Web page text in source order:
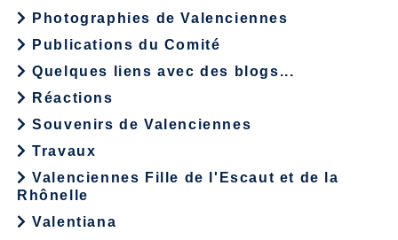
Photographies de Valenciennes
Publications du Comité
Quelques liens avec des blogs...
Réactions
Souvenirs de Valenciennes
Travaux
Valenciennes Fille de l'Escaut et de la
Rhônelle
Valentiana